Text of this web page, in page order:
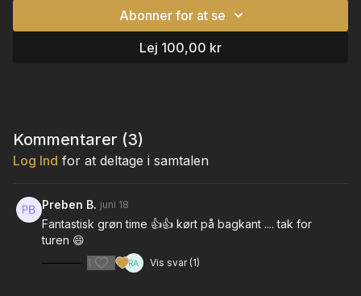
Abonner for at se
Lej 100,00 kr
Kommentarer (3)
Log Ind for at deltage i samtalen
Preben B. juni 18
Fantastisk grøn time 👍👍 kørt på bagkant .... tak for
turen 😄
1 Vis svar (1)